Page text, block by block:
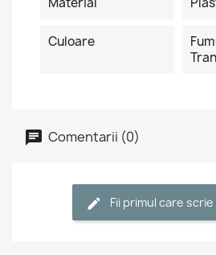
Culoare
Comentarii (0)
Fii primul care